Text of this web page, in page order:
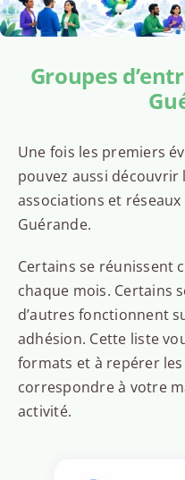
Groupes
Une fois les premiers
pouvez aussi découvrir
associations et
Guérande.
Certains se réunissent
chaque mois. Certains
d’autres fonctionnent
adhésion. Cette liste
formats et à repérer
correspondre à votre
activité.